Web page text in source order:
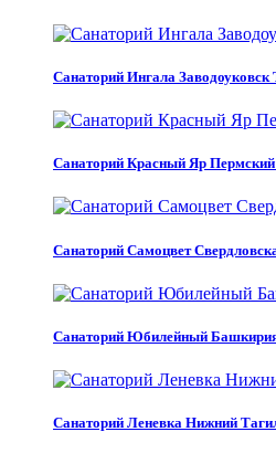
Санаторий Ингала
Санаторий Красный Яр
Санаторий Самоцвет
Санаторий Юбилейный
Санаторий Леневка Нижний